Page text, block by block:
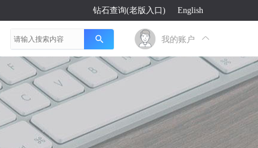
钻石查询(老版入口) English
我的账户